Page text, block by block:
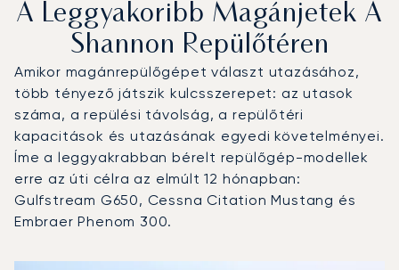
A Leggyakoribb Magánjetek A
Shannon Repülőtéren
Amikor magánrepülőgépet választ utazásához,
több tényező játszik kulcsszerepet: az utasok
száma, a repülési távolság, a repülőtéri
kapacitások és utazásának egyedi követelményei.
Íme a leggyakrabban bérelt repülőgép-modellek
erre az úti célra az elmúlt 12 hónapban:
Gulfstream G650, Cessna Citation Mustang és
Embraer Phenom 300.